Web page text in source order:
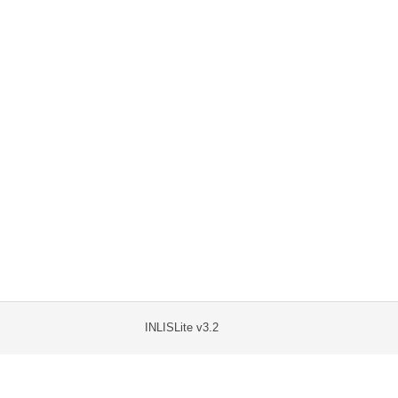
INLISLite v3.2